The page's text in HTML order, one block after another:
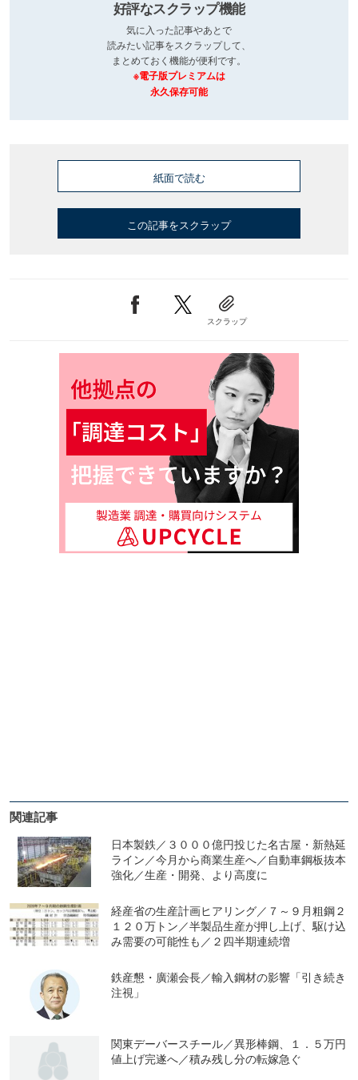
好評なスクラップ機能
気に入った記事やあとで
読みたい記事をスクラップして、
まとめておく機能が便利です。
※電子版プレミアムは
永久保存可能
紙面で読む
この記事をスクラップ
スクラップ
関連記事
日本製鉄／３０００億円投じた名古屋・新熱延
ライン／今月から商業生産へ／自動車鋼板抜本
強化／生産・開発、より高度に
経産省の生産計画ヒアリング／７～９月粗鋼２
１２０万トン／半製品生産が押し上げ、駆け込
み需要の可能性も／２四半期連続増
鉄産懇・廣瀬会長／輸入鋼材の影響「引き続き
注視」
関東デーバースチール／異形棒鋼、１．５万円
値上げ完遂へ／積み残し分の転嫁急ぐ